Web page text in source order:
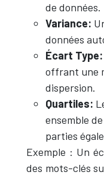
de données.
Variance:
données
Écart Type:
offrant une
dispersion.
Quartiles:
ensemble
parties
Exemple : Un
des mots-clés